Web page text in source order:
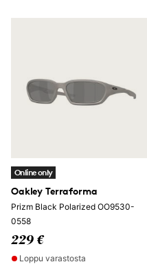
Online only
Oakley Terraforma
Prizm Black Polarized OO9530-
0558
229 €
Loppu varastosta